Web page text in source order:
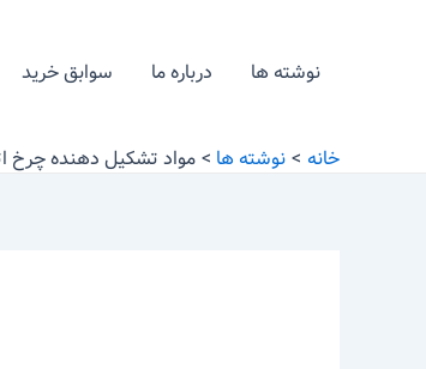
نوشته ها درباره ما سوابق خرید
خانه نوشته ها مواد تشکیل دهنده چرخ